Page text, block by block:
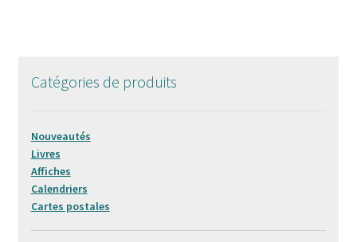
Catégories de produits
Nouveautés
Livres
Affiches
Calendriers
Cartes postales